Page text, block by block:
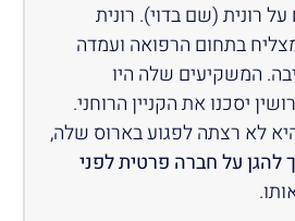
רונית (שם בדוי). רונית
בתחום הרפואה ועמדה
המשקיעים שלה היו
יסכנו את הקניין הרוחני.
לא רצתה לפגוע בארוס שלה,
להגן על חברה פרטית לפני